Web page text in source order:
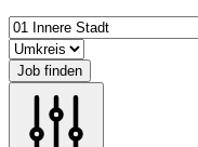
Job finden